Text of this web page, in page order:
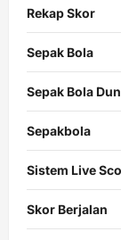
Rekap Skor
Sepak Bola
Sepak Bola
Sepakbola
Sistem Live
Skor Berjalan